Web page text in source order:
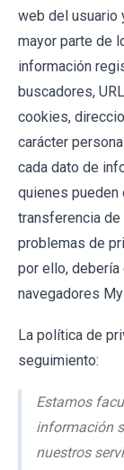
web del usuario
mayor parte de
información
buscadores,
cookies,
carácter
cada dato de
quienes pueden
transferencia de
problemas de
por ello,
navegadores
La política de
seguimiento:
Estamos
información
nuestros